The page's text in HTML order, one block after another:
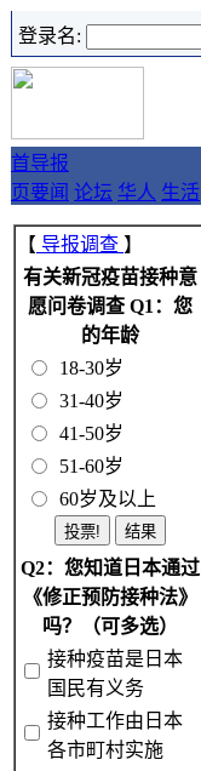
登录名:
首
页
导报
要闻 论坛 华人 生活
【 导报调查 】
有关新冠疫苗接种意
愿问卷调查 Q1：您
的年龄
18-30岁
31-40岁
41-50岁
51-60岁
60岁及以上
Q2：您知道日本通过
《修正预防接种法》
吗？（可多选）
接种疫苗是日本
国民有义务
接种工作由日本
各市町村实施